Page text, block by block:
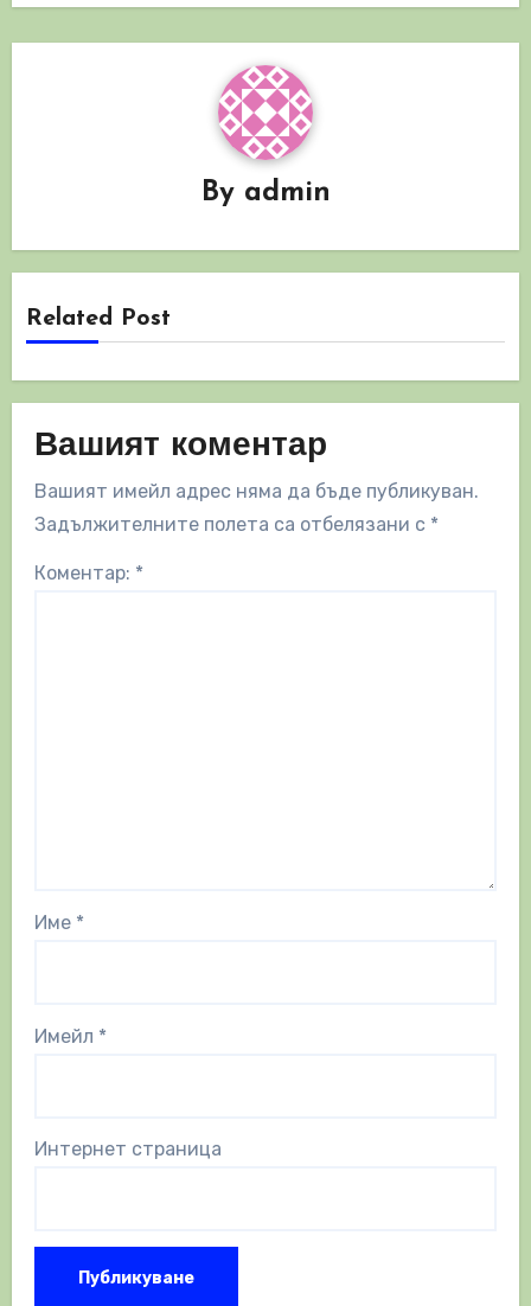
By admin
Related Post
Вашият коментар
Вашият имейл адрес няма да бъде публикуван.
Задължителните полета са отбелязани с *
Коментар: *
Име *
Имейл *
Интернет страница